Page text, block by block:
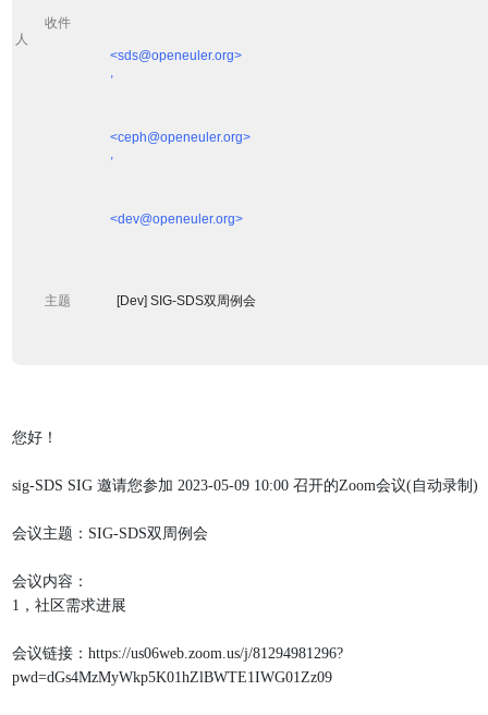
人
您好！
sig-SDS SIG 邀请您参加 2023-05-09 10:00 召开的Zoom会议(自动录制)
会议主题：SIG-SDS双周例会
会议内容：
1，社区需求进展
会议链接：https://us06web.zoom.us/j/81294981296?
pwd=dGs4MzMyWkp5K01hZlBWTE1IWG01Zz09